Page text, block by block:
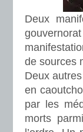
Deux
de sources
Deux
en
par les
morts